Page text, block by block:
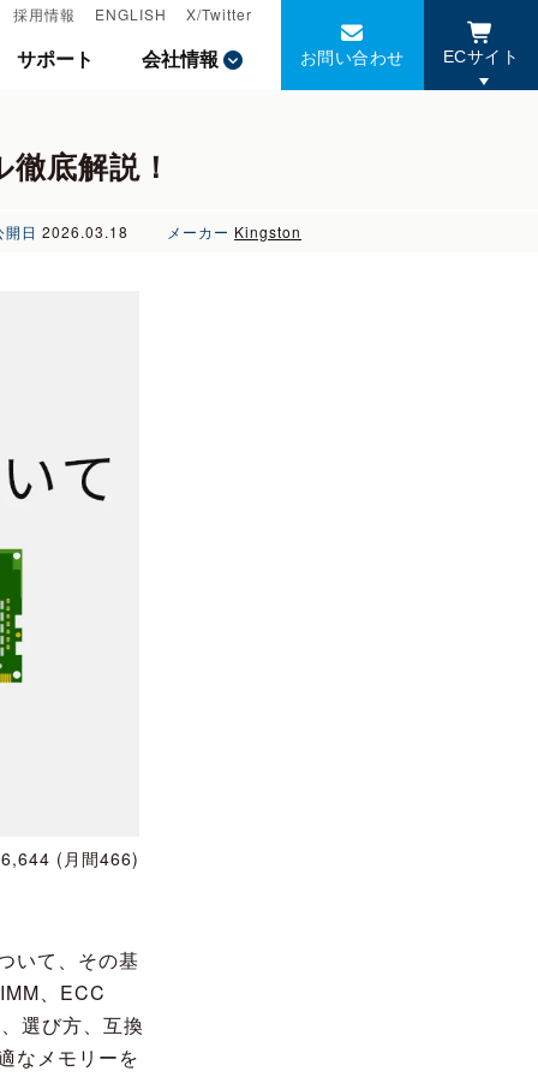
サポート 会社情報
採用情報 ENGLISH X/Twitter
お問い合わせ ECサイト
底解説！
開日 2026.03.18 メーカー Kingston
サポート 会社情報
採用情報 ENGLISH X/Twitter
お問い合わせ ECサイト
6,644 (月間466)
いて、その基
、ECC
選び方、互換
なメモリーを